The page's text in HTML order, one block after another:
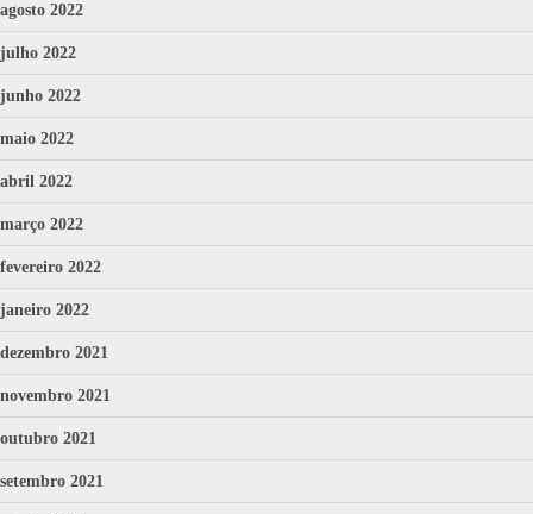
agosto 2022
julho 2022
junho 2022
maio 2022
abril 2022
março 2022
fevereiro 2022
janeiro 2022
dezembro 2021
novembro 2021
outubro 2021
setembro 2021